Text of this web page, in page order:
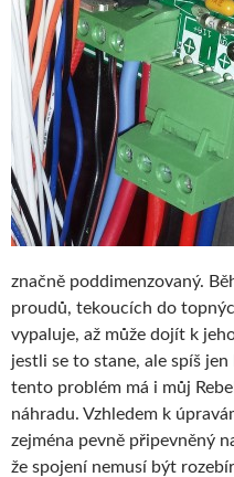
značně poddimenzovaný.
proudů, tekoucích do
vypaluje, až může dojít k
jestli se to stane, ale spíš
tento problém má i můj
náhradu. Vzhledem k
zejména pevně připevněný
že spojení nemusí být